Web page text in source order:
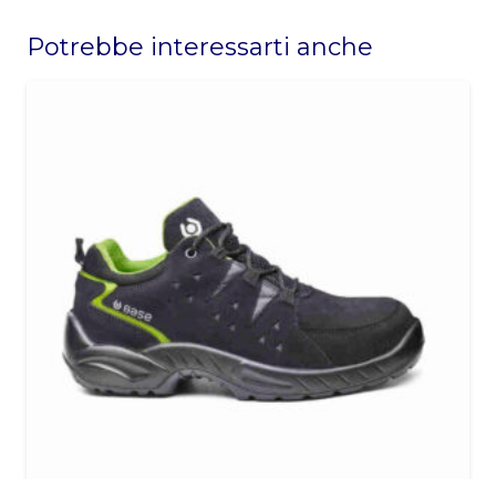
should
Potrebbe interessarti anche